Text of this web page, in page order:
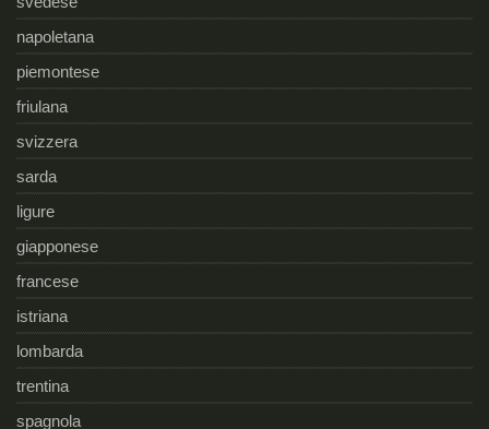
napoletana
piemontese
friulana
svizzera
sarda
ligure
giapponese
francese
istriana
lombarda
trentina
spagnola